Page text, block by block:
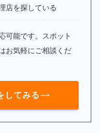
店を探している
可能です。スポット
お気軽にご相談くだ
してみる